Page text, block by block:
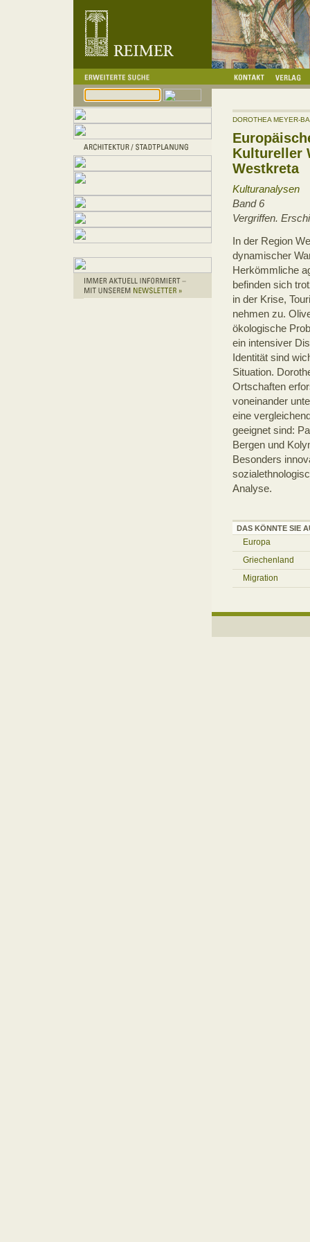
DOROTHEA MEYER-
Kultureller
Westkreta
Kulturanalysen
Band 6
Vergriffen.
In der Region
dynamischer
Herkömmliche
befinden sich
in der Krise,
nehmen zu.
ökologische
ein intensiver
Identität sind
Situation.
Ortschaften
voneinander
eine
geeignet sind:
Bergen und
Besonders
Analyse.
DAS KÖNNTE SIE
Europa
Griechenland
Migration